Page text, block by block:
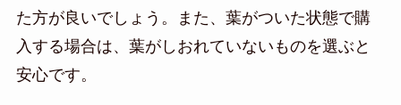
た方が良いでしょう。また、葉がついた状態で購
入する場合は、葉がしおれていないものを選ぶと
安心です。